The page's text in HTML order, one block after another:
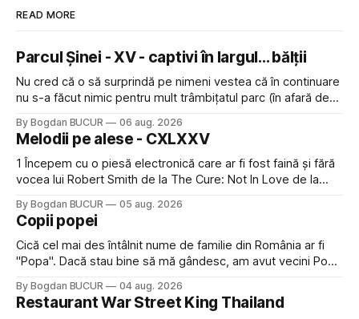
READ MORE
Parcul Șinei - XV - captivi în largul... bălții
Nu cred că o să surprindă pe nimeni vestea că în continuare
nu s-a făcut nimic pentru mult trâmbițatul parc (în afară de
timp pui și latră prin gard la lumea care trece prin zonă). Am
avut, în schimb, o belea
By Bogdan BUCUR 06 aug. 2026
Melodii pe alese - CXLXXV
1 Începem cu o piesă electronică care ar fi fost faină și fără
vocea lui Robert Smith de la The Cure: Not In Love de la
a dovedit că jumătatea masculină a acelui duo era cam
dubioasă...) 2. Băgăm la
By Bogdan BUCUR 05 aug. 2026
Copii popei
Cică cel mai des întâlnit nume de familie din România ar fi
"Popa". Dacă stau bine să mă gândesc, am avut vecini Popa
Dexonline spune de etimologia termenului de popă că ar
veni din slava veche, popŭ,
By Bogdan BUCUR 04 aug. 2026
Restaurant War Street King Thailand